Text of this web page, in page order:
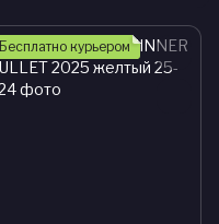
Бесплатно курьером